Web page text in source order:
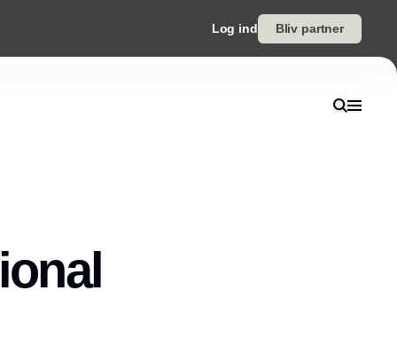
Log ind Bliv partner